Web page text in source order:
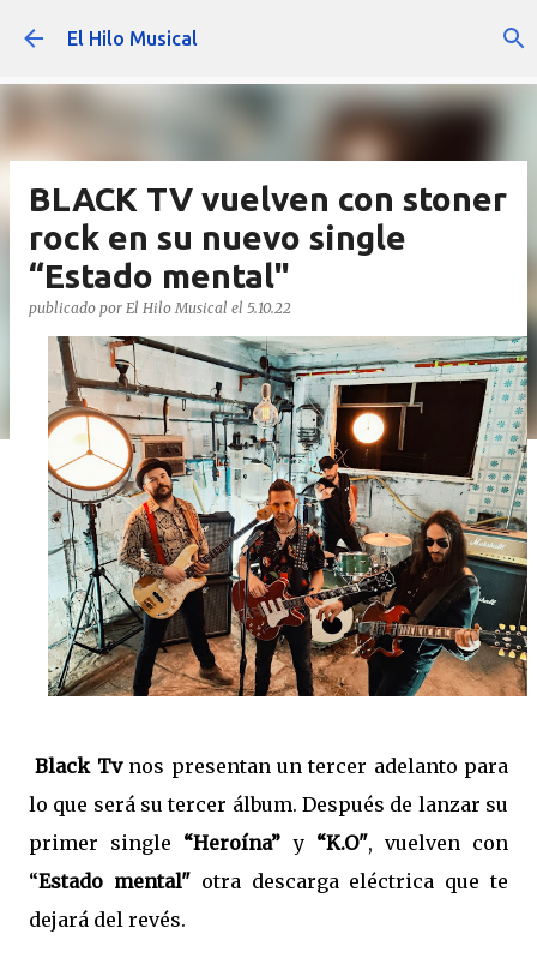
Ir al contenido principal
El Hilo Musical
BLACK TV vuelven con stoner
rock en su nuevo single
“Estado mental"
publicado por El Hilo Musical el 5.10.22
Black Tvnos presentan un tercer adelanto para
lo que será su tercer álbum. Después de lanzar su
primer single “Heroína” y “K.O", vuelven con
“Estado mental"otra descarga eléctrica que te
dejará del revés.